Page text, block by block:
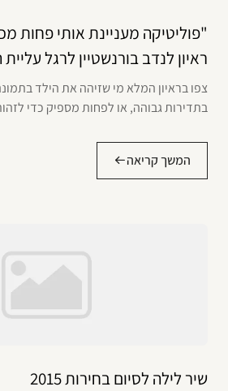
"פוליטיקה מעניינת אותי פחות
ראיון לנדב בורנשטיין לרגל
צפו בראיון המלא מי שזיהה את הילד
בתדירות גבוהה, או לפחות מספיק כדי
המשך קריאה
שיר לילה לסיום בחירות 2015